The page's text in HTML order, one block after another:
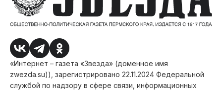
«Интернет – газета «Звезда» (доменное имя
zwezda.su)), зарегистрировано 22.11.2024 Федеральной
службой по надзору в сфере связи, информационных